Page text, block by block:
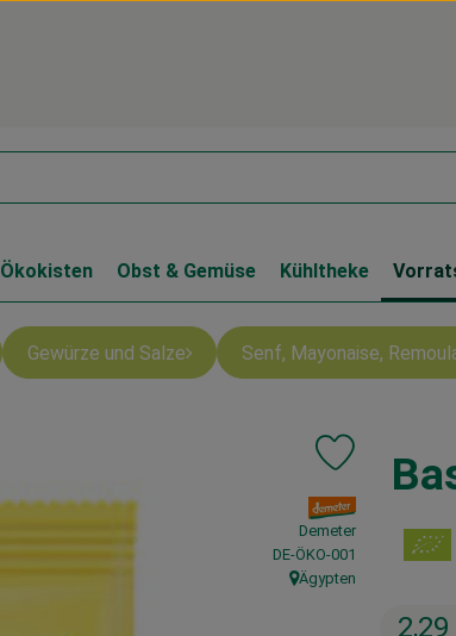
Ökokisten Obst & Gemüse Kühltheke
Gewürze und Salze Senf, Mayonaise,
2,29
Produkt zu
, Verband:
Demeter
, Kontrollstelle:
DE-ÖKO-001
, Herkunft:
Ägypten